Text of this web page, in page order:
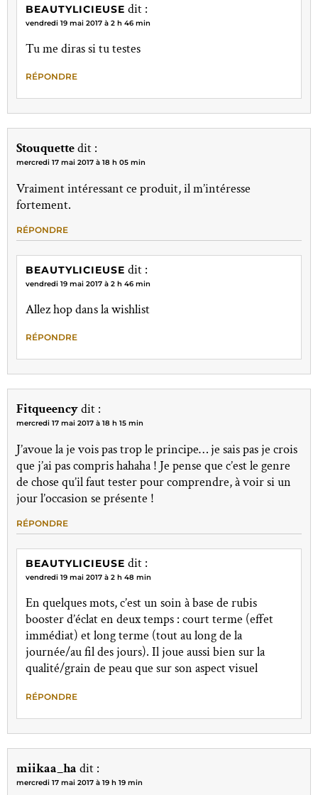
BEAUTYLICIEUSE dit :
vendredi 19 mai 2017 à 2 h 46 min
Tu me diras si tu testes
RÉPONDRE
Stouquettedit :
mercredi 17 mai 2017 à 18 h 05 min
Vraiment intéressant ce produit, il m’intéresse
fortement.
RÉPONDRE
BEAUTYLICIEUSE dit :
vendredi 19 mai 2017 à 2 h 46 min
Allez hop dans la wishlist
RÉPONDRE
Fitqueencydit :
mercredi 17 mai 2017 à 18 h 15 min
J’avoue la je vois pas trop le principe… je sais pas je crois
que j’ai pas compris hahaha ! Je pense que c’est le genre
de chose qu’il faut tester pour comprendre, à voir si un
jour l’occasion se présente !
RÉPONDRE
BEAUTYLICIEUSE dit :
vendredi 19 mai 2017 à 2 h 48 min
En quelques mots, c’est un soin à base de rubis
booster d’éclat en deux temps : court terme (effet
immédiat) et long terme (tout au long de la
journée/au fil des jours). Il joue aussi bien sur la
qualité/grain de peau que sur son aspect visuel
RÉPONDRE
miikaa_ha dit :
mercredi 17 mai 2017 à 19 h 19 min